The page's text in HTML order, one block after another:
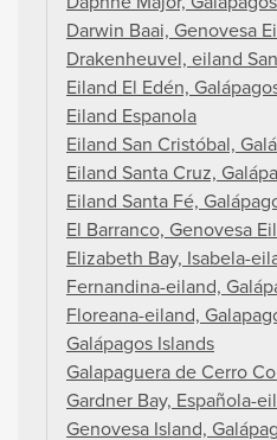
Darwin Baai, Genovesa
Drakenheuvel, eiland
Eiland El Edén,
Eiland Espanola
Eiland San Cristóbal,
Eiland Santa Cruz,
Eiland Santa Fé,
El Barranco, Genovesa
Elizabeth Bay, Isabela-
Fernandina-eiland,
Floreana-eiland,
Galápagos Islands
Galapaguera de Cerro
Gardner Bay, Española-
Genovesa Island,